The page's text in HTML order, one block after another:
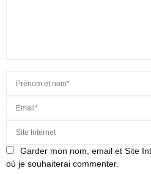
Garder mon nom, email et Site
où je souhaiterai commenter.